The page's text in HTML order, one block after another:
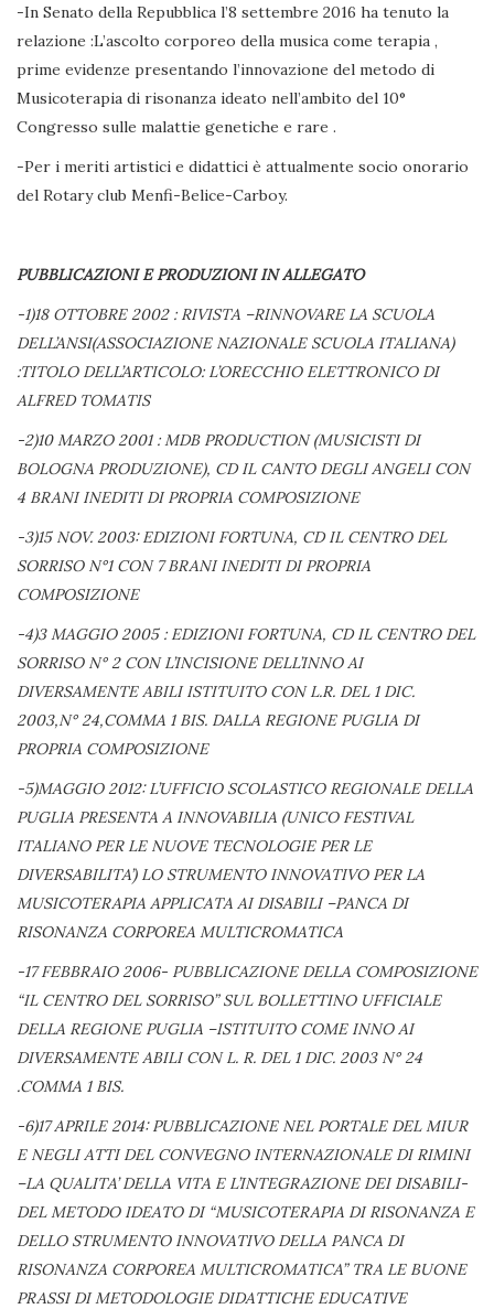
-In Senato della Repubblica l’8 settembre 2016 ha tenuto la
relazione :L’ascolto corporeo della musica come terapia ,
prime evidenze presentando l’innovazione del metodo di
Musicoterapia di risonanza ideato nell’ambito del 10°
Congresso sulle malattie genetiche e rare .
-Per i meriti artistici e didattici è attualmente socio onorario
del Rotary club Menfi-Belice-Carboy.
PUBBLICAZIONI E PRODUZIONI IN ALLEGATO
-1)18 OTTOBRE 2002 : RIVISTA –RINNOVARE LA SCUOLA
DELL’ANSI(ASSOCIAZIONE NAZIONALE SCUOLA ITALIANA)
:TITOLO DELL’ARTICOLO: L’ORECCHIO ELETTRONICO DI
ALFRED TOMATIS
-2)10 MARZO 2001 : MDB PRODUCTION (MUSICISTI DI
BOLOGNA PRODUZIONE), CD IL CANTO DEGLI ANGELI CON
4 BRANI INEDITI DI PROPRIA COMPOSIZIONE
-3)15 NOV. 2003: EDIZIONI FORTUNA, CD IL CENTRO DEL
SORRISO N°1 CON 7 BRANI INEDITI DI PROPRIA
COMPOSIZIONE
-4)3 MAGGIO 2005 : EDIZIONI FORTUNA, CD IL CENTRO DEL
SORRISO N° 2 CON L’INCISIONE DELL’INNO AI
DIVERSAMENTE ABILI ISTITUITO CON L.R. DEL 1 DIC.
2003,N° 24,COMMA 1 BIS. DALLA REGIONE PUGLIA DI
PROPRIA COMPOSIZIONE
-5)MAGGIO 2012: L’UFFICIO SCOLASTICO REGIONALE DELLA
PUGLIA PRESENTA A INNOVABILIA (UNICO FESTIVAL
ITALIANO PER LE NUOVE TECNOLOGIE PER LE
DIVERSABILITA’) LO STRUMENTO INNOVATIVO PER LA
MUSICOTERAPIA APPLICATA AI DISABILI –PANCA DI
RISONANZA CORPOREA MULTICROMATICA
-17 FEBBRAIO 2006- PUBBLICAZIONE DELLA COMPOSIZIONE
“IL CENTRO DEL SORRISO” SUL BOLLETTINO UFFICIALE
DELLA REGIONE PUGLIA –ISTITUITO COME INNO AI
DIVERSAMENTE ABILI CON L. R. DEL 1 DIC. 2003 N° 24
.COMMA 1 BIS.
-6)17 APRILE 2014: PUBBLICAZIONE NEL PORTALE DEL MIUR
E NEGLI ATTI DEL CONVEGNO INTERNAZIONALE DI RIMINI
–LA QUALITA’ DELLA VITA E L’INTEGRAZIONE DEI DISABILI-
DEL METODO IDEATO DI “MUSICOTERAPIA DI RISONANZA E
DELLO STRUMENTO INNOVATIVO DELLA PANCA DI
RISONANZA CORPOREA MULTICROMATICA” TRA LE BUONE
PRASSI DI METODOLOGIE DIDATTICHE EDUCATIVE